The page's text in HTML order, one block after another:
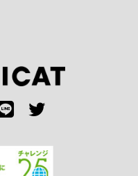
HOLD ネ